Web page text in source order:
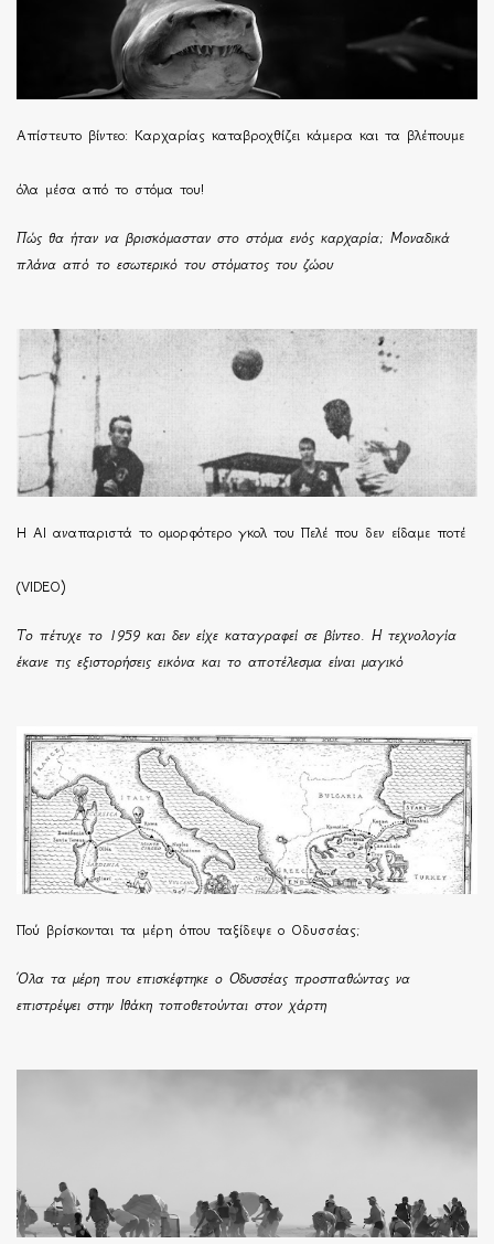
Απίστευτο βίντεο: Καρχαρίας καταβροχθίζει κάμερα και τα βλέπουμε
όλα μέσα από το στόμα του!
Πώς θα ήταν να βρισκόμασταν στο στόμα ενός καρχαρία; Μοναδικά
πλάνα από το εσωτερικό του στόματος του ζώου
Η ΑΙ αναπαριστά το ομορφότερο γκολ του Πελέ που δεν είδαμε ποτέ
(VIDEO)
Το πέτυχε το 1959 και δεν είχε καταγραφεί σε βίντεο. Η τεχνολογία
έκανε τις εξιστορήσεις εικόνα και το αποτέλεσμα είναι μαγικό
Πού βρίσκονται τα μέρη όπου ταξίδεψε ο Οδυσσέας;
Όλα τα μέρη που επισκέφτηκε ο Οδυσσέας προσπαθώντας να
επιστρέψει στην Ιθάκη τοποθετούνται στον χάρτη